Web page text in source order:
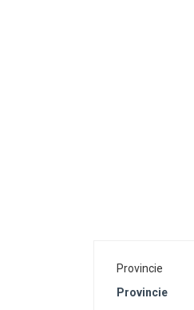
Provincie
Provincie